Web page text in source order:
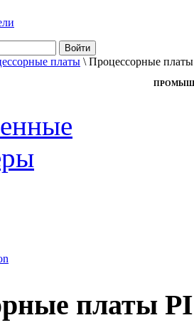
платы \ Процессорные
платы